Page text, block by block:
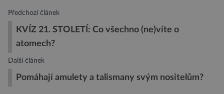
Předchozí článek
KVÍZ 21. STOLETÍ: Co všechno (ne)víte o
atomech?
Další článek
Pomáhají amulety a talismany svým nositelům?